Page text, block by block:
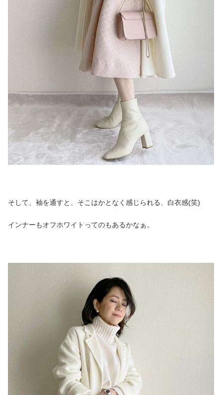
そして、袖を通すと、そこはかとなく感じられる、白衣感(笑)
インナーもオフホワイトってのもあるかなぁ。